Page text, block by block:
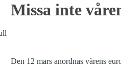
Missa inte
Den 12 mars anordnas vårens